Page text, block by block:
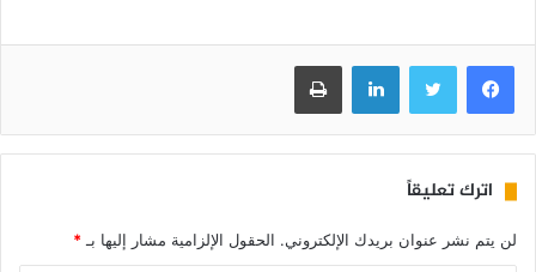
فيسبوك تويتر لينكدإن طباعة
اترك تعليقاً
لن يتم نشر عنوان بريدك الإلكتروني. الحقول الإلزامية مشار إليها بـ*